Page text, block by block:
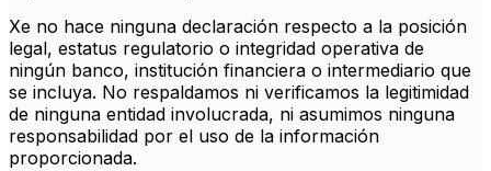
Xe no hace ninguna declaración respecto a la posición
legal, estatus regulatorio o integridad operativa de
ningún banco, institución financiera o intermediario que
se incluya. No respaldamos ni verificamos la legitimidad
de ninguna entidad involucrada, ni asumimos ninguna
responsabilidad por el uso de la información
proporcionada.